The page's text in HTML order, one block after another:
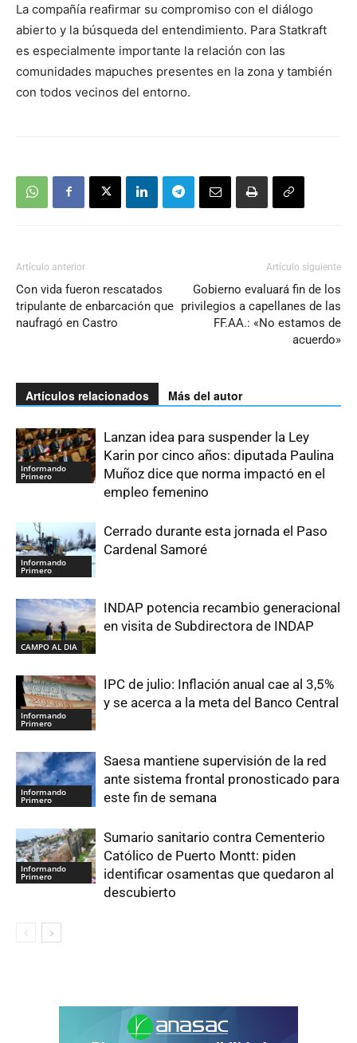
La compañía reafirmar su compromiso con el diálogo
abierto y la búsqueda del entendimiento. Para Statkraft
es especialmente importante la relación con las
comunidades mapuches presentes en la zona y también
con todos vecinos del entorno.
Artículo anterior
Con vida fueron rescatados
tripulante de enbarcación que
naufragó en Castro
Artículo siguiente
Gobierno evaluará fin de los
privilegios a capellanes de las
FF.AA.: «No estamos de
acuerdo»
Artículos relacionados Más del autor
Informando
Primero
Lanzan idea para suspender la Ley
Karin por cinco años: diputada Paulina
Muñoz dice que norma impactó en el
empleo femenino
Informando
Primero
Cerrado durante esta jornada el Paso
Cardenal Samoré
CAMPO AL DIA
INDAP potencia recambio generacional
en visita de Subdirectora de INDAP
Informando
Primero
IPC de julio: Inflación anual cae al 3,5%
y se acerca a la meta del Banco Central
Informando
Primero
Saesa mantiene supervisión de la red
ante sistema frontal pronosticado para
este fin de semana
Informando
Primero
Sumario sanitario contra Cementerio
Católico de Puerto Montt: piden
identificar osamentas que quedaron al
descubierto